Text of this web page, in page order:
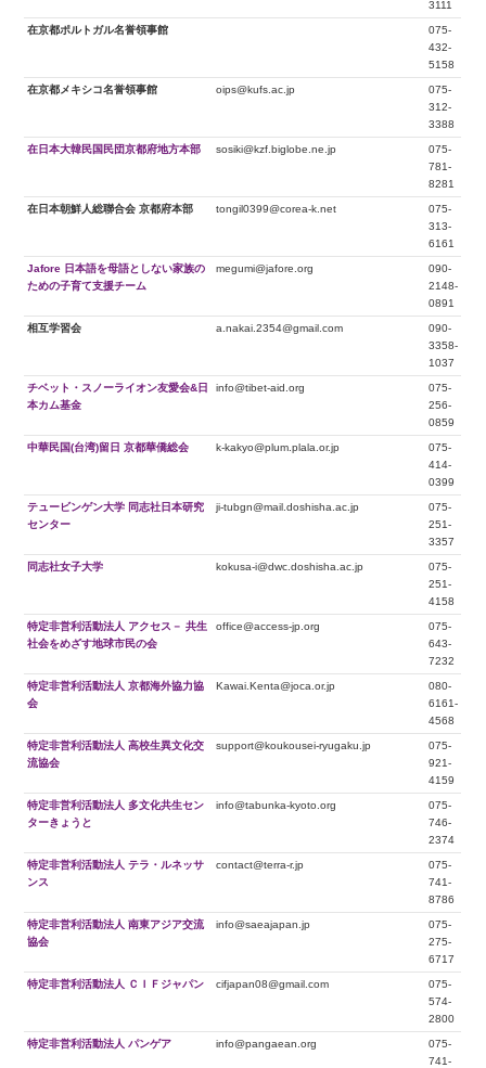
3111
在京都ポルトガル名誉領事館
075-
432-
5158
在京都メキシコ名誉領事館 oips@kufs.ac.jp
075-
312-
3388
在日本大韓民国民団京都府地方本部 sosiki@kzf.biglobe.ne.jp
075-
781-
8281
在日本朝鮮人総聯合会 京都府本部 tongil0399@corea-k.net
075-
313-
6161
Jafore 日本語を母語としない家族の
ための子育て支援チーム
megumi@jafore.org
090-
2148-
0891
相互学習会 a.nakai.2354@gmail.com
090-
3358-
1037
チベット・スノーライオン友愛会&日
本カム基金
info@tibet-aid.org
075-
256-
0859
中華民国(台湾)留日 京都華僑総会 k-kakyo@plum.plala.or.jp
075-
414-
0399
テュービンゲン大学 同志社日本研究
センター
ji-tubgn@mail.doshisha.ac.jp
075-
251-
3357
同志社女子大学 kokusa-i@dwc.doshisha.ac.jp
075-
251-
4158
特定非営利活動法人 アクセス－ 共生
社会をめざす地球市民の会
office@access-jp.org
075-
643-
7232
特定非営利活動法人 京都海外協力協
会
Kawai.Kenta@joca.or.jp
080-
6161-
4568
特定非営利活動法人 高校生異文化交
流協会
support@koukousei-ryugaku.jp
075-
921-
4159
特定非営利活動法人 多文化共生セン
ターきょうと
info@tabunka-kyoto.org
075-
746-
2374
特定非営利活動法人 テラ・ルネッサ
ンス
contact@terra-r.jp
075-
741-
8786
特定非営利活動法人 南東アジア交流
協会
info@saeajapan.jp
075-
275-
6717
特定非営利活動法人 ＣＩＦジャパン cifjapan08@gmail.com
075-
574-
2800
特定非営利活動法人 パンゲア info@pangaean.org
075-
741-